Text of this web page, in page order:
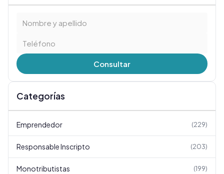
Consultar
Categorías
Emprendedor (229)
Responsable Inscripto (203)
Monotributistas (199)